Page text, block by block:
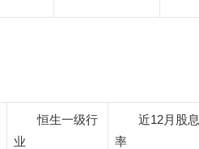
恒生一级行
业
近12月股息
率